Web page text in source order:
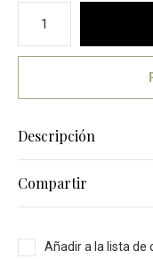
Descripción
Compartir
Añadir a la lista de